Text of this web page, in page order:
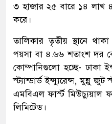
৩ হাজার ২৫ বারে ১৪ লাখ
করে।
তালিকার তৃতীয় স্থানে
পয়সা বা ৪.৬৬ শতাংশ দর
কোম্পানিগুলো হচ্ছে- ঢাকা
স্ট্যান্ডার্ড ইন্স্যুরেন্স, মুন্নু জুট
এমবিএল ফার্স্ট মিউচ্যুয়াল
লিমিটেড।